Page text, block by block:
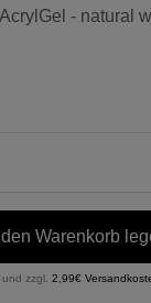
- natural
Warenkorb
zzgl. 2,99€